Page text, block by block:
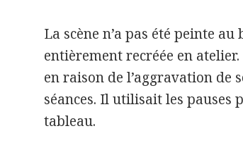
La scène n’a pas été peinte
entièrement recréée en
en raison de l’aggravation de
séances. Il utilisait les
tableau.